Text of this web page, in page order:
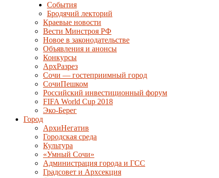
События
Бродячий лекторий
Краевые новости
Вести Минстроя РФ
Новое в законодательстве
Объявления и анонсы
Конкурсы
АрхРазрез
Сочи — гостеприимный город
СочиПешком
Российский инвестиционный форум
FIFA World Cup 2018
Эко-Берег
Город
АрхиНегатив
Городская среда
Культура
«Умный Сочи»
Администрация города и ГСС
Градсовет и Архсекция